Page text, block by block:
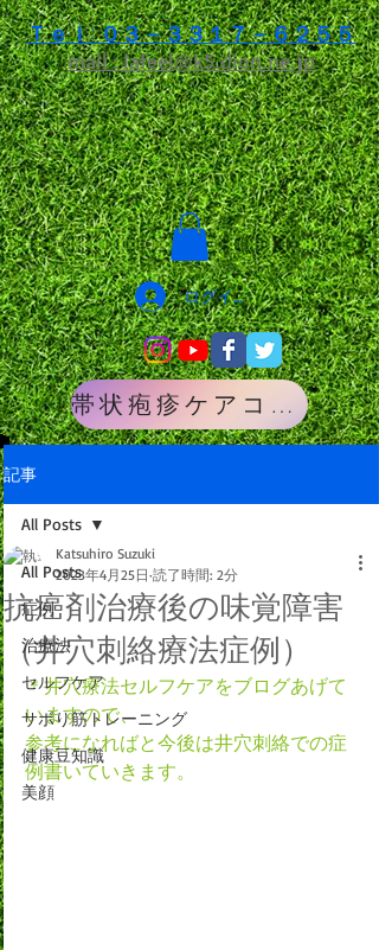
Ｔｅｌ: ０３－３３１７－６２５５
mail : lafeel@k5.dion.ne.jp​​
ログイン
帯状疱疹ケアコース
記事
All Posts
症例
治療法
セルフケア
サボり筋トレーニング
健康豆知識
美顔
All Posts
抗癌剤治療後の味覚障害
（井穴刺絡療法症例）
Katsuhiro Suzuki
2023年4月25日 読了時間: 2分
＊井穴療法セルフケアをブログあげて
いますので、
参考になればと今後は井穴刺絡での症
例書いていきます。